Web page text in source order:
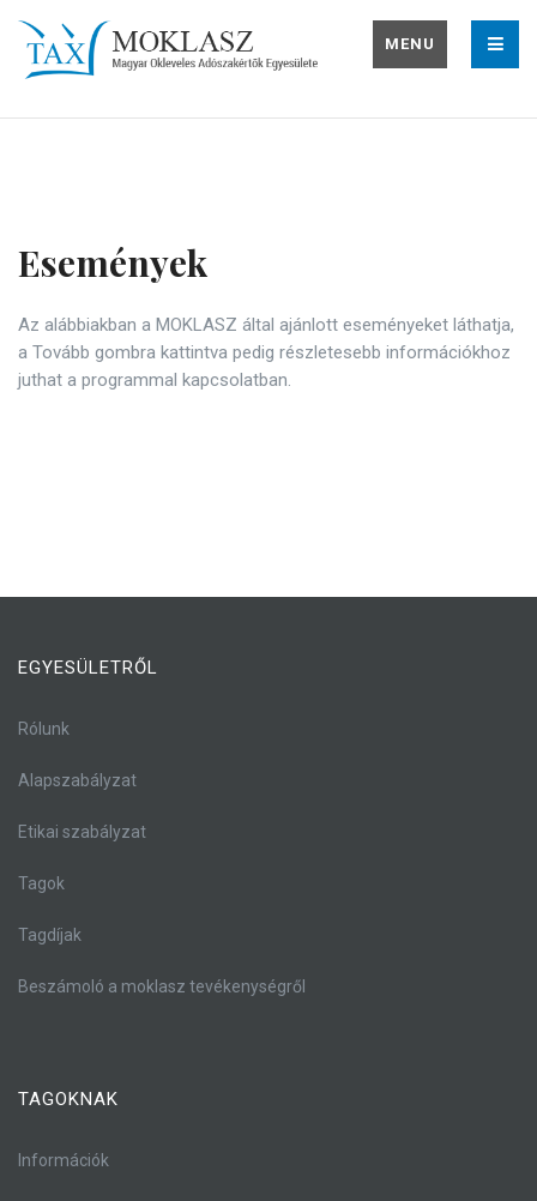
MENU
Események
Az alábbiakban a MOKLASZ által ajánlott eseményeket láthatja,
a Tovább gombra kattintva pedig részletesebb információkhoz
juthat a programmal kapcsolatban.
EGYESÜLETRŐL
Rólunk
Alapszabályzat
Etikai szabályzat
Tagok
Tagdíjak
Beszámoló a moklasz tevékenységről
TAGOKNAK
Információk